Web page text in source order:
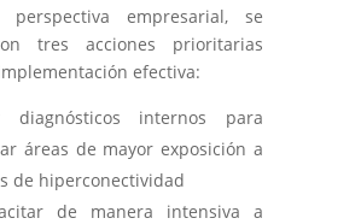
perspectiva empresarial, se
tres acciones prioritarias
efectiva:
diagnósticos internos para
áreas de mayor exposición a
de hiperconectividad
de manera intensiva a